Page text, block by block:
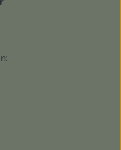
www.biobote-